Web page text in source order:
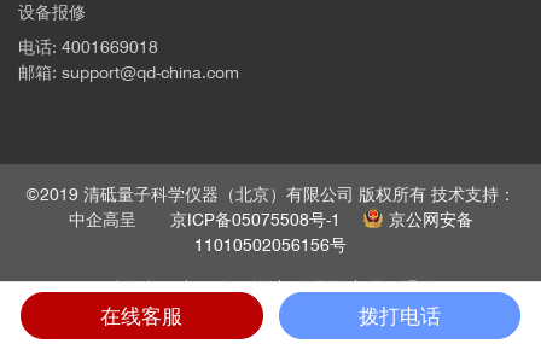
设备报修
电话: 4001669018
邮箱: support@qd-china.com
©2019 清砥量子科学仪器（北京）有限公司 版权所有 技术支持：
中企高呈 京ICP备05075508号-1
京公网安备
11010502056156号
法律声明 隐私政策 管理员 员工通道
在线客服 拨打电话